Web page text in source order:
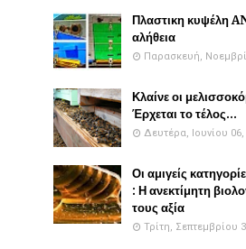
Πλαστικη κυψέλη
αλήθεια
Παρασκευή,
Κλαίνε οι
Έρχεται το τέλος...
Δευτέρα, Ιουνίου 06,
Οι αμιγείς
: Η ανεκτίμητη
τους αξία
Τρίτη, Σεπτεμβρίου